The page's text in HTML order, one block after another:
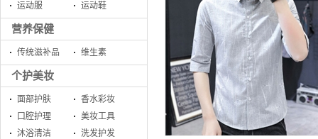
运动服 运动鞋
营养保健
传统滋补品 维生素
个护美妆
面部护肤
香水彩妆
口腔护理
美妆工具
沐浴清洁
洗发护发